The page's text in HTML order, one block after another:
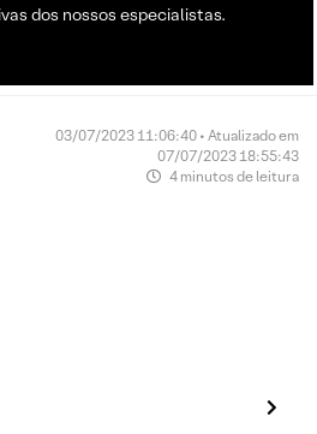
dos nossos especialistas.
03/07/2023 11:06:40 • Atualizado em
07/07/2023 18:55:43
4 minutos de leitura